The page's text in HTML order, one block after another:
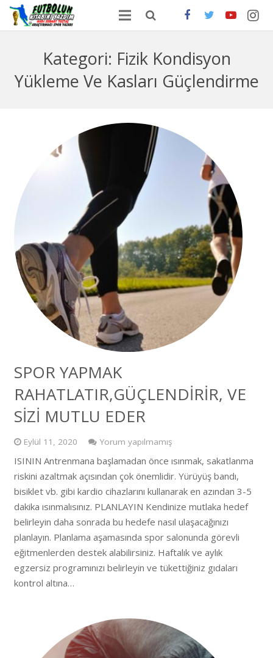
HAKKIMDA
FUTBOLDA GÜNCEL HABERLER
Kategori: Fizik Kondisyon
Yükleme Ve Kasları Güçlendirme
SPOR YAPMAK
RAHATLATIR,GÜÇLENDİRİR, VE
SİZİ MUTLU EDER
Eylül 11, 2020 Yorum yapılmamış
ISININ Antrenmana başlamadan önce ısınmak, sakatlanma
riskini azaltmak açısından çok önemlidir. Yürüyüş bandı,
bisiklet vb. gibi kardio cihazlarını kullanarak en azından 3-5
dakika ısınmalısınız. PLANLAYIN Kendinize mutlaka hedef
belirleyin daha sonrada bu hedefe nasıl ulaşacağınızı
planlayın. Planlama aşamasında spor salonunda görevli
eğitmenlerden destek alabilirsiniz. Haftalık ve aylık
egzersiz programınızı belirleyin ve tükettiğiniz gıdaları
kontrol altına…